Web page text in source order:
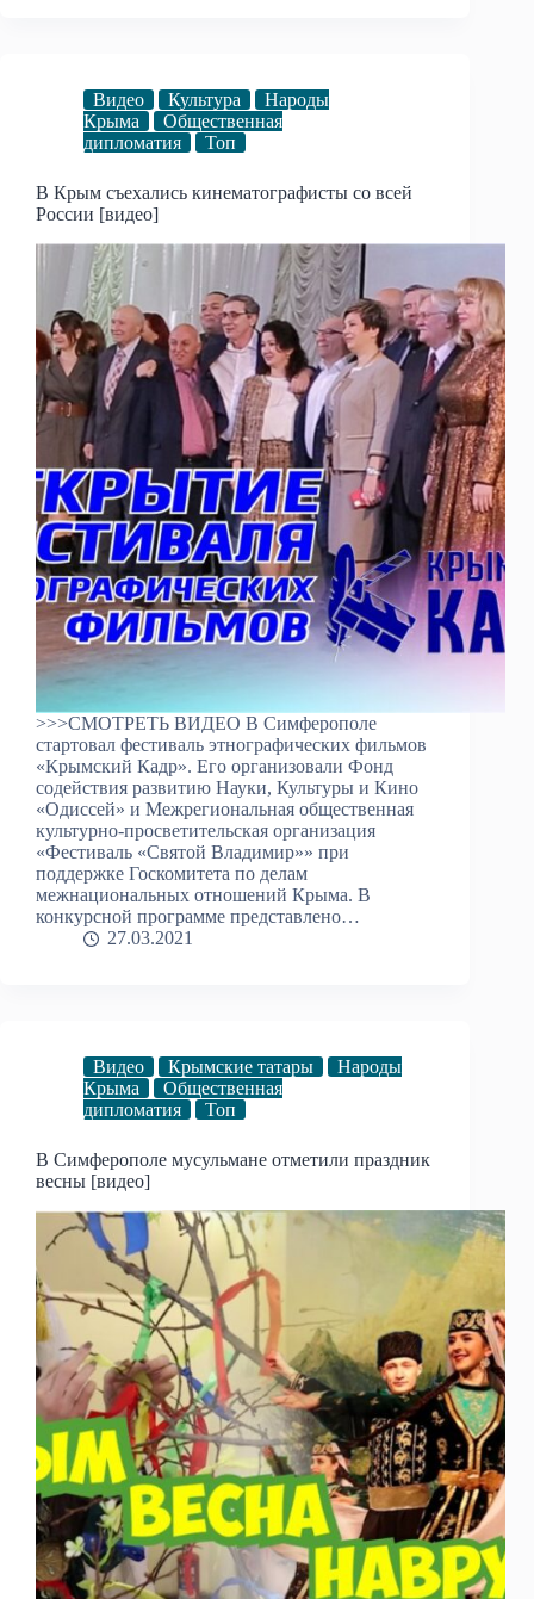
Видео Культура
Народы
Крыма
Общественная
дипломатия
Топ
В Крым съехались кинематографисты со всей
России [видео]
>>>СМОТРЕТЬ ВИДЕО В Симферополе
стартовал фестиваль этнографических фильмов
«Крымский Кадр». Его организовали Фонд
содействия развитию Науки, Культуры и Кино
«Одиссей» и Межрегиональная общественная
культурно-просветительская организация
«Фестиваль «Святой Владимир»» при
поддержке Госкомитета по делам
межнациональных отношений Крыма. В
конкурсной программе представлено…
27.03.2021
Видео Крымские татары
Народы
Крыма
Общественная
дипломатия
Топ
В Симферополе мусульмане отметили праздник
весны [видео]